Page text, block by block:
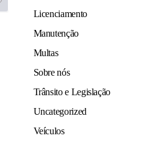
Licenciamento
Manutenção
Multas
Sobre nós
Trânsito e Legislação
Uncategorized
Veículos